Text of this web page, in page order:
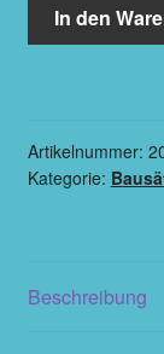
In den
Artikelnummer:
Kategorie:
Beschreibung